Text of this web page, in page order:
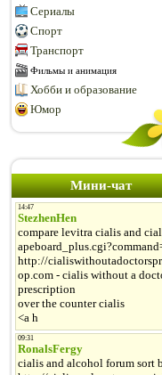
Сериалы
Спорт
Транспорт
Фильмы и анимация
Хобби и образование
Юмор
Мини-чат